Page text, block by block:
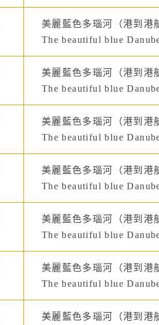
美麗藍色多瑙河（港到港
The beautiful blue
美麗藍色多瑙河（港到港
The beautiful blue
美麗藍色多瑙河（港到港
The beautiful blue
美麗藍色多瑙河（港到港
The beautiful blue
美麗藍色多瑙河（港到港
The beautiful blue
美麗藍色多瑙河（港到港
The beautiful blue
美麗藍色多瑙河（港到港